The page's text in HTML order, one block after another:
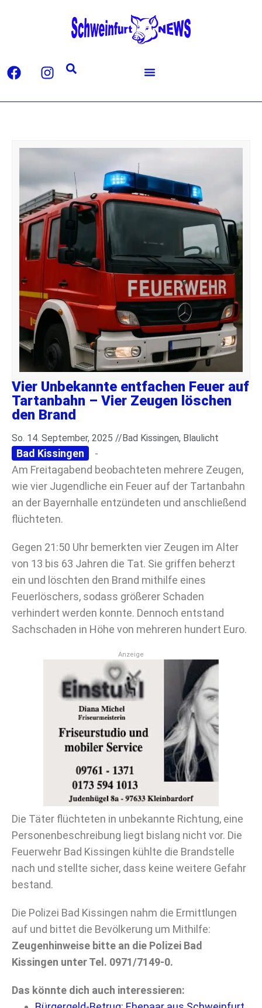
Vier Unbekannte entfachen Feuer auf
Tartanbahn – Vier Zeugen löschen
den Brand
So. 14. September, 2025 //Bad Kissingen, Blaulicht
Bad Kissingen
-
Am Freitagabend beobachteten mehrere Zeugen,
wie vier Jugendliche ein Feuer auf der Tartanbahn
an der Bayernhalle entzündeten und anschließend
flüchteten.
Gegen 21:50 Uhr bemerkten vier Zeugen im Alter
von 13 bis 63 Jahren die Tat. Sie griffen beherzt
ein und löschten den Brand mithilfe eines
Feuerlöschers, sodass größerer Schaden
verhindert werden konnte. Dennoch entstand
Sachschaden in Höhe von mehreren hundert Euro.
Anzeige
Die Täter flüchteten in unbekannte Richtung, eine
Personenbeschreibung liegt bislang nicht vor. Die
Feuerwehr Bad Kissingen kühlte die Brandstelle
nach und stellte sicher, dass keine weitere Gefahr
bestand.
Die Polizei Bad Kissingen nahm die Ermittlungen
auf und bittet die Bevölkerung um Mithilfe:
Zeugenhinweise bitte an die Polizei Bad
Kissingen unter Tel. 0971/7149-0.
Das könnte dich auch interessieren: